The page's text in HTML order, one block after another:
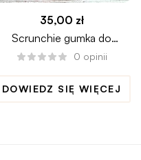
35,00 zł
Scrunchie gumka do
włosów LUXURY maxi
0 opinii
DOWIEDZ SIĘ WIĘCEJ